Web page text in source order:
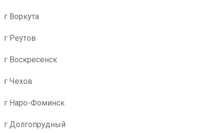
г Воркута
г Реутов
г Воскресенск
г Чехов
г Наро-Фоминск
г Долгопрудный